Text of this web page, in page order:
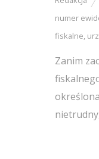
numer
fiskalne,
Zanim